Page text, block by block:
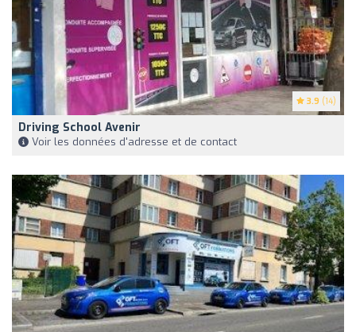
3.9 (14)
Driving School Avenir
Voir les données d'adresse et de contact